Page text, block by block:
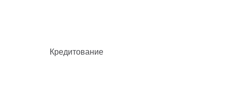
Кредитование